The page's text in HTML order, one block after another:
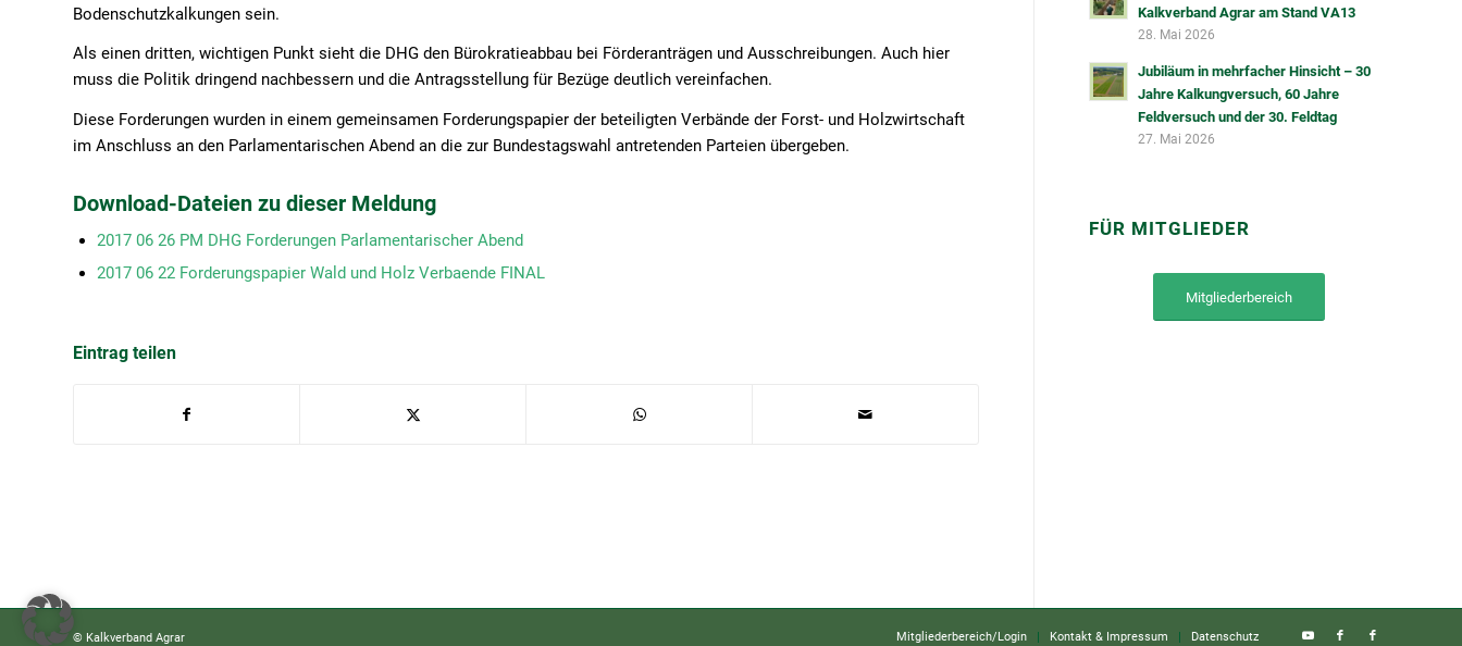
Bodenschutzkalkungen sein.
Als einen dritten, wichtigen Punkt sieht die DHG den Bürokratieabbau bei Förderanträgen und Ausschreibungen. Auch hier
muss die Politik dringend nachbessern und die Antragsstellung für Bezüge deutlich vereinfachen.
Diese Forderungen wurden in einem gemeinsamen Forderungspapier der beteiligten Verbände der Forst- und Holzwirtschaft
im Anschluss an den Parlamentarischen Abend an die zur Bundestagswahl antretenden Parteien übergeben.
Download-Dateien zu dieser Meldung
2017 06 26 PM DHG Forderungen Parlamentarischer Abend
2017 06 22 Forderungspapier Wald und Holz Verbaende FINAL
Eintrag teilen
Kalkverband Agrar am Stand VA13
28. Mai 2026
Jubiläum in mehrfacher Hinsicht – 30
Jahre Kalkungversuch, 60 Jahre
Feldversuch und der 30. Feldtag
27. Mai 2026
FÜR MITGLIEDER
Mitgliederbereich
© Kalkverband Agrar Mitgliederbereich/Login Kontakt & Impressum Datenschutz